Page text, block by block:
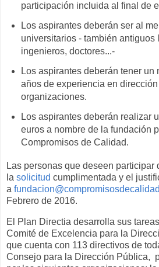
participación incluida al final de
Los aspirantes deberán ser al
universitarios - también antiguos
ingenieros, doctores...-
Los aspirantes deberán tener un
años de experiencia en
organizaciones.
Los aspirantes deberán realizar
euros a nombre de la fundación
Compromisos de Calidad.
Las personas que deseen participar
la solicitud cumplimentada y el
a
Febrero de 2016.
El Plan Directia desarrolla sus
Comité de Excelencia para la
que cuenta con 113 directivos de
Consejo para la Dirección Pública,